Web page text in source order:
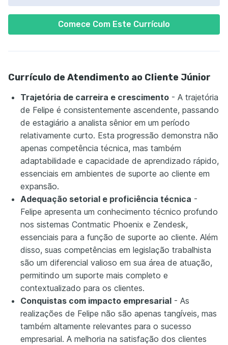
Comece Com Este Currículo
Currículo de Atendimento ao Cliente Júnior
Trajetória de carreira e crescimento - A trajetória
de Felipe é consistentemente ascendente, passando
de estagiário a analista sênior em um período
relativamente curto. Esta progressão demonstra não
apenas competência técnica, mas também
adaptabilidade e capacidade de aprendizado rápido,
essenciais em ambientes de suporte ao cliente em
expansão.
Adequação setorial e proficiência técnica -
Felipe apresenta um conhecimento técnico profundo
nos sistemas Contmatic Phoenix e Zendesk,
essenciais para a função de suporte ao cliente. Além
disso, suas competências em legislação trabalhista
são um diferencial valioso em sua área de atuação,
permitindo um suporte mais completo e
contextualizado para os clientes.
Conquistas com impacto empresarial - As
realizações de Felipe não são apenas tangíveis, mas
também altamente relevantes para o sucesso
empresarial. A melhoria na satisfação dos clientes